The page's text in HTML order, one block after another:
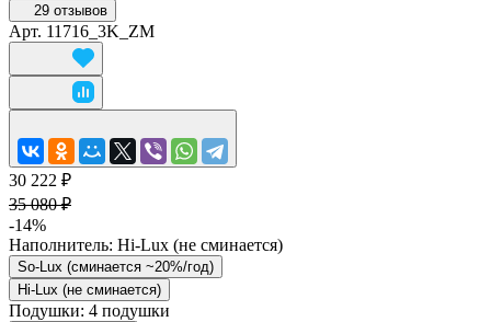
29 отзывов
Арт. 11716_3K_ZM
30 222 ₽
35 080 ₽
-14%
Наполнитель: Hi-Lux (не сминается)
So-Lux (cминается ~20%/год)
Hi-Lux (не сминается)
Подушки: 4 подушки